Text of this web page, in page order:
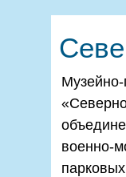
Музейно-
военно-